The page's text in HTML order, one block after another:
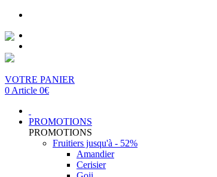
VOTRE PANIER
0 Article 0€
PROMOTIONS
PROMOTIONS
Fruitiers jusqu'à - 52%
Amandier
Cerisier